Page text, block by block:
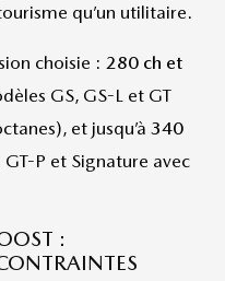
qu’un utilitaire.
choisie : 280 ch et
GS, GS-L et GT
et jusqu’à 340
GT-P et Signature avec
: